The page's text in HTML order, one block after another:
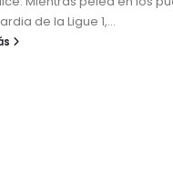
de la Ligue 1,...